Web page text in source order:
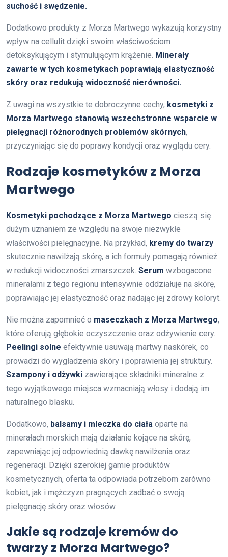
suchość i swędzenie.
Dodatkowo produkty z Morza Martwego wykazują korzystny
wpływ na cellulit dzięki swoim właściwościom
detoksykującym i stymulującym krążenie. Minerały
zawarte w tych kosmetykach poprawiają elastyczność
skóry oraz redukują widoczność nierówności.
Z uwagi na wszystkie te dobroczynne cechy, kosmetyki z
Morza Martwego stanowią wszechstronne wsparcie w
pielęgnacji różnorodnych problemów skórnych,
przyczyniając się do poprawy kondycji oraz wyglądu cery.
Rodzaje kosmetyków z Morza
Martwego
Kosmetyki pochodzące z Morza Martwego cieszą się
dużym uznaniem ze względu na swoje niezwykłe
właściwości pielęgnacyjne. Na przykład, kremy do twarzy
skutecznie nawilżają skórę, a ich formuły pomagają również
w redukcji widoczności zmarszczek. Serum wzbogacone
minerałami z tego regionu intensywnie oddziałuje na skórę,
poprawiając jej elastyczność oraz nadając jej zdrowy koloryt.
Nie można zapomnieć o maseczkach z Morza Martwego,
które oferują głębokie oczyszczenie oraz odżywienie cery.
Peelingi solne efektywnie usuwają martwy naskórek, co
prowadzi do wygładzenia skóry i poprawienia jej struktury.
Szampony i odżywki zawierające składniki mineralne z
tego wyjątkowego miejsca wzmacniają włosy i dodają im
naturalnego blasku.
Dodatkowo, balsamy i mleczka do ciała oparte na
minerałach morskich mają działanie kojące na skórę,
zapewniając jej odpowiednią dawkę nawilżenia oraz
regeneracji. Dzięki szerokiej gamie produktów
kosmetycznych, oferta ta odpowiada potrzebom zarówno
kobiet, jak i mężczyzn pragnących zadbać o swoją
pielęgnację skóry oraz włosów.
Jakie są rodzaje kremów do
twarzy z Morza Martwego?